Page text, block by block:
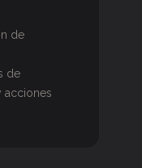
de
de
acciones